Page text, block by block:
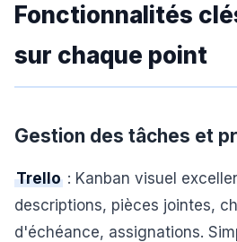
Fonctionnalités
sur chaque point
Gestion des tâches et
Trello : Kanban visuel
descriptions, pièces jointes,
d'échéance, assignations.